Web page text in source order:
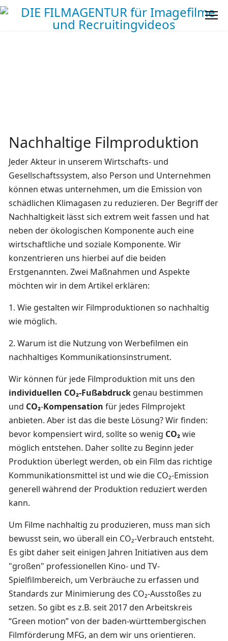
Nachhaltige Filmproduktion
Jeder Akteur in unserem Wirtschafts- und
Gesellschaftssystem, also Person und Unternehmen
können etwas unternehmen, um die Emission von
schädlichen Klimagasen zu reduzieren. Der Begriff der
Nachhaltigkeit lässt sich extrem weit fassen und hat
neben der ökologischen Komponente auch eine
wirtschaftliche und soziale Komponente. Wir
konzentrieren uns hierbei auf die beiden
Erstgenannten. Zwei Maßnahmen und Aspekte
möchten wir in dem Artikel erklären:
1. Wie gestalten wir Filmproduktionen so nachhaltig
wie möglich.
2. Warum ist die Nutzung von Werbefilmen ein
nachhaltiges Kommunikationsinstrument.
Wir können für jede Filmproduktion mit uns den
individuellen CO₂-Fußabdruck genau bestimmen
und CO₂-Kompensation für jedes Filmprojekt
anbieten. Aber ist das die beste Lösung? Wir finden:
bevor kompensiert wird, sollte so wenig CO₂wie
möglich entstehen. Daher sollte zu Beginn jeder
Produktion überlegt werden, ob ein Film das richtige
Kommunikationsmittel ist und wie die CO₂-Emission
generell während der Produktion reduziert werden
kann.
Um Filme nachhaltig zu produzieren, muss man sich
bewusst sein, wo überall ein CO₂-Verbrauch entsteht.
Es gibt daher seit einigen Jahren Initiativen aus dem
"großen" professionellen Kino- und TV-
Spielfilmbereich, um Verbräuche zu erfassen und
Standards zur Minimierung des CO₂-Ausstoßes zu
setzen. So gibt es z.B. seit 2017 den Arbeitskreis
“Green motion” von der baden-württembergischen
Filmförderung MFG, an dem wir uns orientieren.